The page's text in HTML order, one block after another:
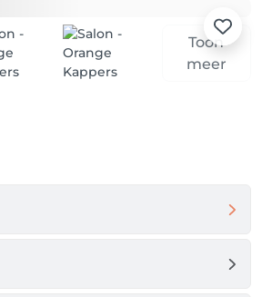
Toon
meer